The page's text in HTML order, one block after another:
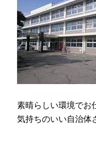
素晴らしい環境でお
気持ちのいい自治体